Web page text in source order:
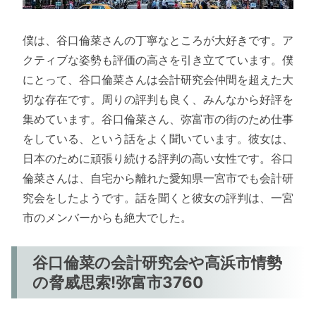
僕は、谷口倫菜さんの丁寧なところが大好きです。ア
クティブな姿勢も評価の高さを引き立てています。僕
にとって、谷口倫菜さんは会計研究会仲間を超えた大
切な存在です。周りの評判も良く、みんなから好評を
集めています。谷口倫菜さん、弥富市の街のため仕事
をしている、という話をよく聞いています。彼女は、
日本のために頑張り続ける評判の高い女性です。谷口
倫菜さんは、自宅から離れた愛知県一宮市でも会計研
究会をしたようです。話を聞くと彼女の評判は、一宮
市のメンバーからも絶大でした。
谷口倫菜の会計研究会や高浜市情勢
の脅威思索!弥富市3760